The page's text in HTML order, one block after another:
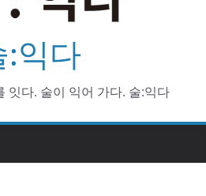
:익다
잇다. 술이 익어 가다. 술:익다